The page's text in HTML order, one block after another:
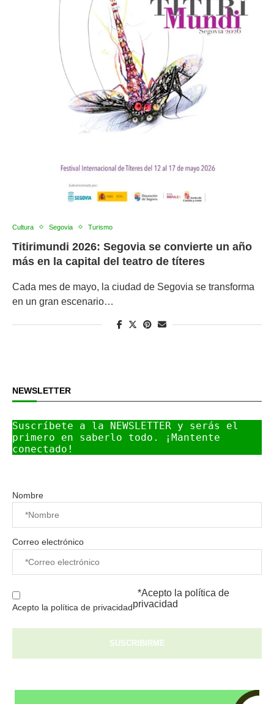
Cultura Segovia Turismo
Titirimundi 2026: Segovia se convierte un año
más en la capital del teatro de títeres
Cada mes de mayo, la ciudad de Segovia se transforma
en un gran escenario…
NEWSLETTER
Suscríbete a la NEWSLETTER y serás el
primero en saberlo todo. ¡Mantente
conectado!
Nombre
Correo electrónico
Acepto la política de privacidad
*Acepto la política de
privacidad